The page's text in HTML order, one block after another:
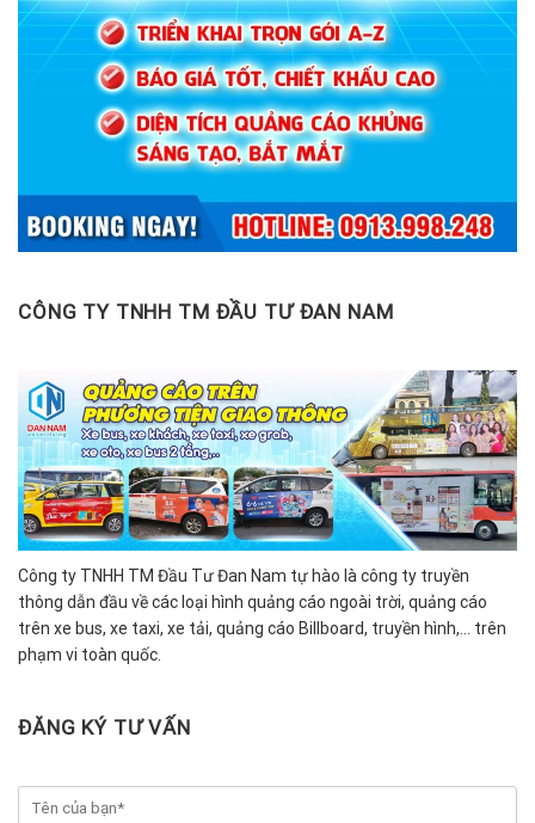
CÔNG TY TNHH TM ĐẦU TƯ ĐAN NAM
Công ty TNHH TM Đầu Tư Đan Nam tự hào là công ty truyền
thông dẫn đầu về các loại hình quảng cáo ngoài trời, quảng cáo
trên xe bus, xe taxi, xe tải, quảng cáo Billboard, truyền hình,… trên
phạm vi toàn quốc.
ĐĂNG KÝ TƯ VẤN